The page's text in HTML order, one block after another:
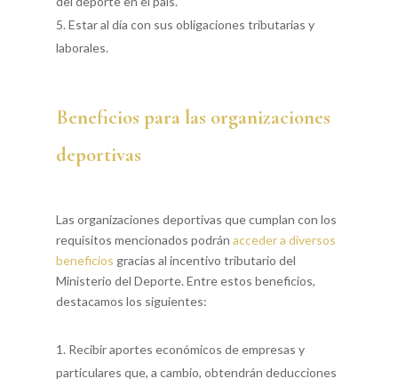
Estar al día con sus obligaciones tributarias y
laborales.
Beneficios para las organizaciones
deportivas
Las organizaciones deportivas que cumplan con los
requisitos mencionados podrán acceder a diversos
beneficios gracias al incentivo tributario del
Ministerio del Deporte. Entre estos beneficios,
destacamos los siguientes:
Recibir aportes económicos de empresas y
particulares que, a cambio, obtendrán deducciones